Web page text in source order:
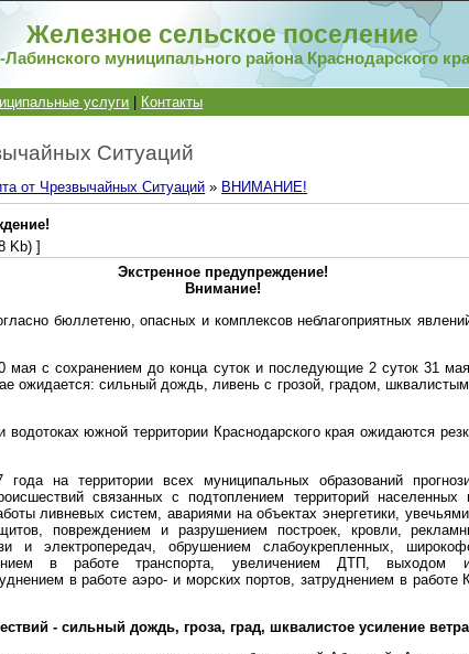
Железное сельское поселение
Лабинского муниципального района Краснодарского
услуги Контакты
Ситуаций
от Чрезвычайных Ситуаций » ВНИМАНИЕ!
Kb) ]
Экстренное предупреждение!
Внимание!
бюллетеню, опасных и комплексов неблагоприятных
мая с сохранением до конца суток и последующие 2 суток 31
ожидается: сильный дождь, ливень с грозой, градом,
водотоках южной территории Краснодарского края ожидаются
на территории всех муниципальных образований
связанных с подтоплением территорий населенных
ливневых систем, авариями на объектах энергетики,
повреждением и разрушением построек, кровли,
и электропередач, обрушением слабоукрепленных,
в работе транспорта, увеличением ДТП, выходом
в работе аэро- и морских портов, затруднением в работе
- сильный дождь, гроза, град, шквалистое усиление